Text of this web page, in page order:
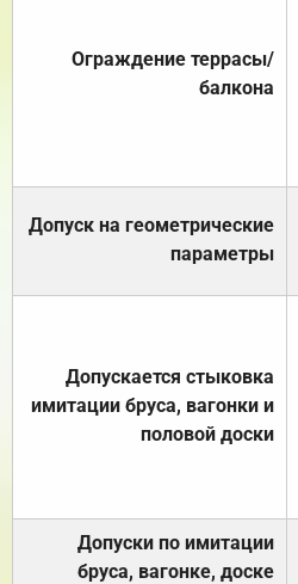
Ограждение террасы/
балкона
Допуск на геометрические
параметры
Допускается стыковка
имитации бруса, вагонки и
половой доски
Допуски по имитации
бруса, вагонке, доске